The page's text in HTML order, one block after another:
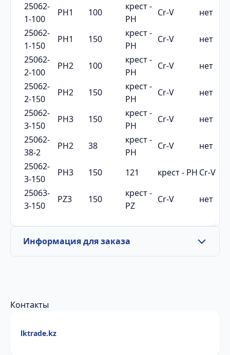
25062-
1-100
PH1 100
крест -
PH
Cr-V
нет
25062-
1-150
PH1 150
крест -
PH
Cr-V
нет
25062-
2-100
PH2 100
крест -
PH
Cr-V
нет
25062-
2-150
PH2 150
крест -
PH
Cr-V
нет
25062-
3-150
PH3 150
крест -
PH
Cr-V
нет
25062-
38-2
PH2 38
крест -
PH
Cr-V
нет
25062-
3-150
PH3 150 121 крест - PH Cr-V
25063-
3-150
PZ3 150
крест -
PZ
Cr-V нет
Информация для заказа
Контакты
lktrade.kz